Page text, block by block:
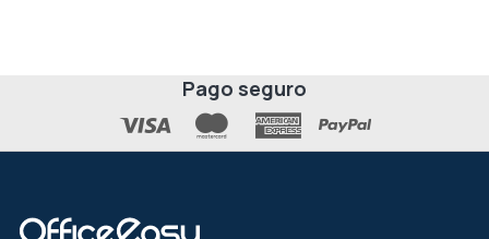
Pago seguro